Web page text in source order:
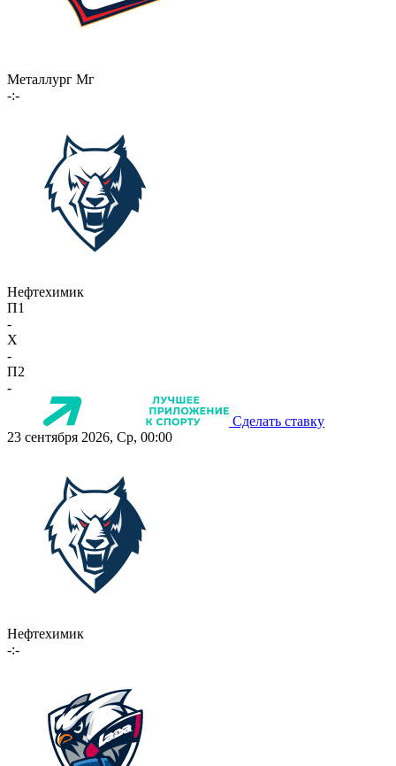
Металлург Мг
-:-
Нефтехимик
П1
-
X
-
П2
-
Сделать ставку
23 сентября 2026, Ср, 00:00
Нефтехимик
-:-